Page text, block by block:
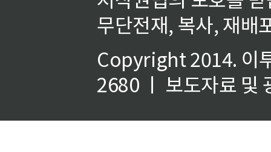
무단전재, 복사, 재배
Copyright 2014. 이
2680 ㅣ 보도자료